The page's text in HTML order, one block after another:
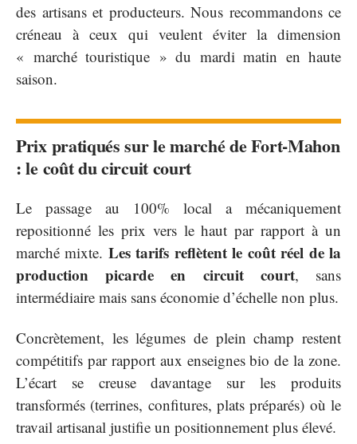
des artisans et producteurs. Nous recommandons ce
créneau à ceux qui veulent éviter la dimension
« marché touristique » du mardi matin en haute
saison.
Prix pratiqués sur le marché de Fort-Mahon
: le coût du circuit court
Le passage au 100% local a mécaniquement
repositionné les prix vers le haut par rapport à un
marché mixte. Les tarifs reflètent le coût réel de la
production picarde en circuit court, sans
intermédiaire mais sans économie d’échelle non plus.
Concrètement, les légumes de plein champ restent
compétitifs par rapport aux enseignes bio de la zone.
L’écart se creuse davantage sur les produits
transformés (terrines, confitures, plats préparés) où le
travail artisanal justifie un positionnement plus élevé.